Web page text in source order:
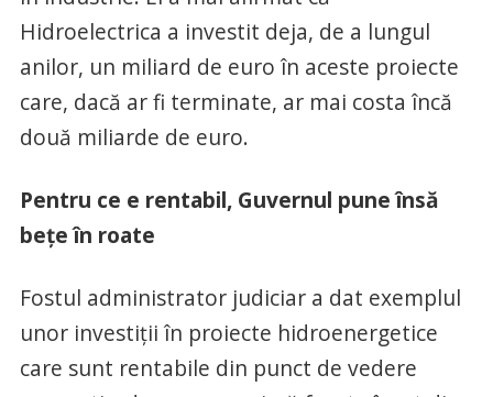
Hidroelectrica a investit deja, de a lungul
anilor, un miliard de euro în aceste proiecte
care, dacă ar fi terminate, ar mai costa încă
două miliarde de euro.
Pentru ce e rentabil, Guvernul pune însă
beţe în roate
Fostul administrator judiciar a dat exemplul
unor investiţii în proiecte hidroenergetice
care sunt rentabile din punct de vedere